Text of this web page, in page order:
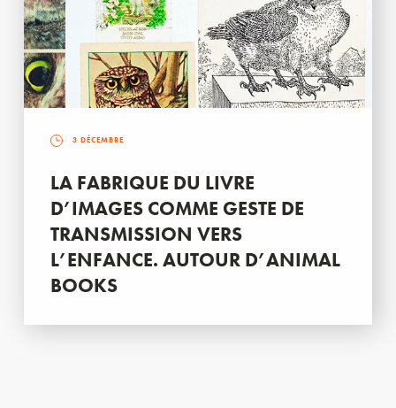
3 DÉCEMBRE
LA FABRIQUE DU LIVRE
D’IMAGES COMME GESTE DE
TRANSMISSION VERS
L’ENFANCE. AUTOUR D’ANIMAL
BOOKS